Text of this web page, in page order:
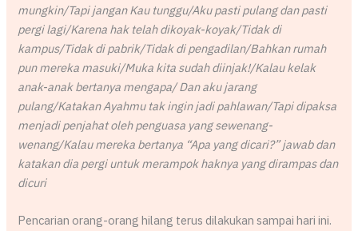
mungkin/Tapi jangan Kau tunggu/Aku pasti pulang dan pasti
pergi lagi/Karena hak telah dikoyak-koyak/Tidak di
kampus/Tidak di pabrik/Tidak di pengadilan/Bahkan rumah
pun mereka masuki/Muka kita sudah diinjak!/Kalau kelak
anak-anak bertanya mengapa/ Dan aku jarang
pulang/Katakan Ayahmu tak ingin jadi pahlawan/Tapi dipaksa
menjadi penjahat oleh penguasa yang sewenang-
wenang/Kalau mereka bertanya “Apa yang dicari?” jawab dan
katakan dia pergi untuk merampok haknya yang dirampas dan
dicuri
Pencarian orang-orang hilang terus dilakukan sampai hari ini.